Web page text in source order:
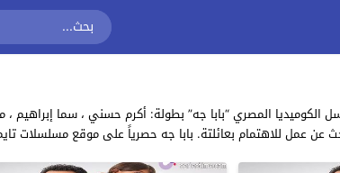
عمل للاهتمام بعائلتة. بابا جه حصرياً على موقع مسلسلات